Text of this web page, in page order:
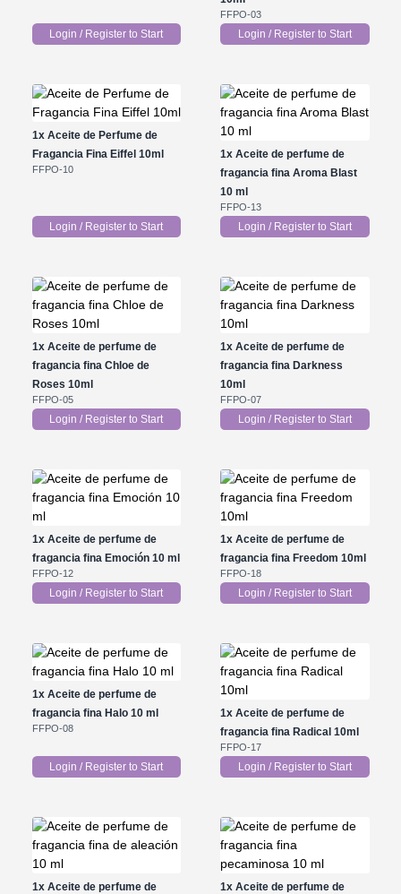
Login / Register to Start
FFPO-03
Login / Register to Start
1xAceite de Perfume de
Fragancia Fina Eiffel 10ml
FFPO-10
Login / Register to Start
1x Aceite de perfume de
fragancia fina Aroma Blast
10 ml
FFPO-13
Login / Register to Start
1xAceite de perfume de
fragancia fina Chloe de
Roses 10ml
FFPO-05
Login / Register to Start
1x Aceite de perfume de
fragancia fina Darkness
10ml
FFPO-07
Login / Register to Start
1xAceite de perfume de
fragancia fina Emoción 10 ml
FFPO-12
Login / Register to Start
1x Aceite de perfume de
fragancia fina Freedom 10ml
FFPO-18
Login / Register to Start
1xAceite de perfume de
fragancia fina Halo 10 ml
FFPO-08
Login / Register to Start
1x Aceite de perfume de
fragancia fina Radical 10ml
FFPO-17
Login / Register to Start
1xAceite de perfume de
1x Aceite de perfume de